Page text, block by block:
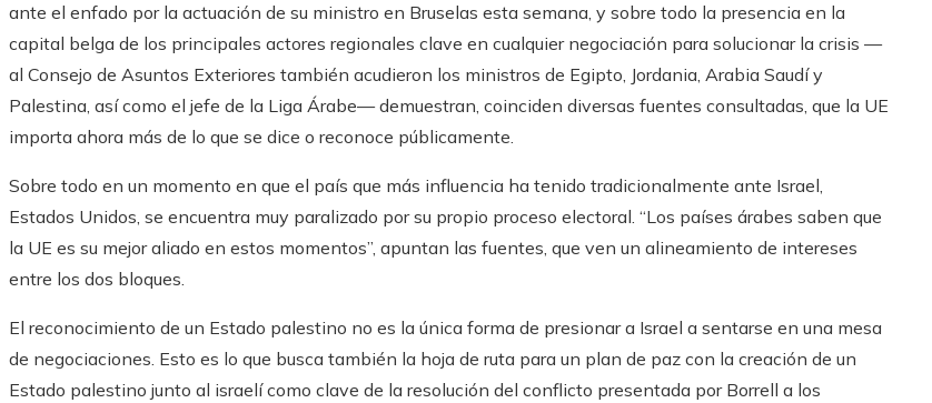
ante el enfado por la actuación de su ministro en Bruselas esta semana, y sobre todo la presencia en la
capital belga de los principales actores regionales clave en cualquier negociación para solucionar la crisis —
al Consejo de Asuntos Exteriores también acudieron los ministros de Egipto, Jordania, Arabia Saudí y
Palestina, así como el jefe de la Liga Árabe— demuestran, coinciden diversas fuentes consultadas, que la UE
importa ahora más de lo que se dice o reconoce públicamente.
Sobre todo en un momento en que el país que más influencia ha tenido tradicionalmente ante Israel,
Estados Unidos, se encuentra muy paralizado por su propio proceso electoral. “Los países árabes saben que
la UE es su mejor aliado en estos momentos”, apuntan las fuentes, que ven un alineamiento de intereses
entre los dos bloques.
El reconocimiento de un Estado palestino no es la única forma de presionar a Israel a sentarse en una mesa
de negociaciones. Esto es lo que busca también la hoja de ruta para un plan de paz con la creación de un
Estado palestino junto al israelí como clave de la resolución del conflicto presentada por Borrell a los